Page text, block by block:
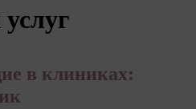
в клиниках: